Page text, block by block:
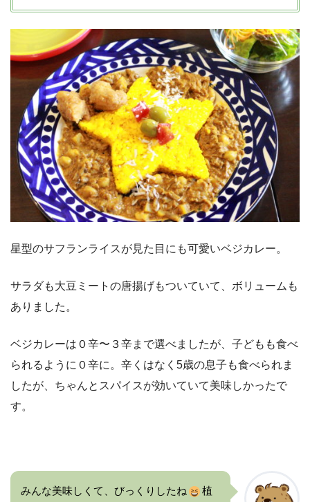
星型のサフランライスが見た目にも可愛いベジカレー。
サラダも大豆ミートの唐揚げもついていて、ボリュームも
ありました。
ベジカレーは０辛〜３辛まで選べましたが、子どもも食べ
られるように０辛に。辛くはなく5歳の息子も食べられま
したが、ちゃんとスパイスが効いていて美味しかったで
す。
みんな美味しくて、びっくりしたね
植